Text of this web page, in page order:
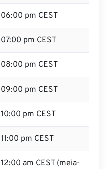
06:00 pm CEST
07:00 pm CEST
08:00 pm CEST
09:00 pm CEST
10:00 pm CEST
11:00 pm CEST
12:00 am CEST (meia-